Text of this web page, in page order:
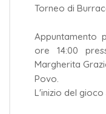
Torneo di
Appuntamento
ore 14:00
Margherita
Povo.
L'inizio del gioco